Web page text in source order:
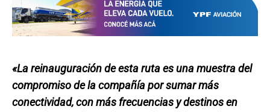
«La reinauguración de esta ruta es una muestra del
compromiso de la compañía por sumar más
conectividad, con más frecuencias y destinos en